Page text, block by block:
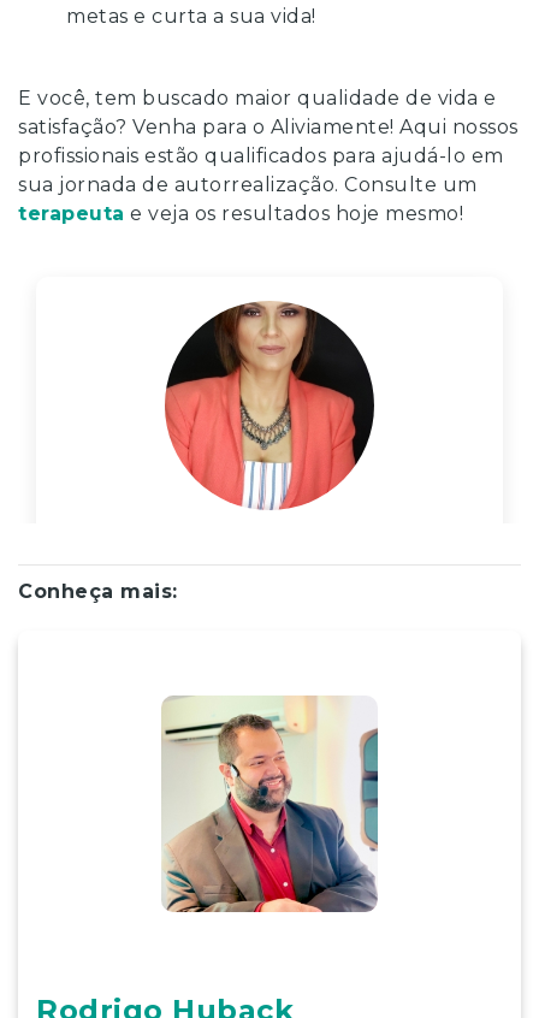
metas e curta a sua vida!
E você, tem buscado maior qualidade de vida e
satisfação? Venha para o Aliviamente! Aqui nossos
profissionais estão qualificados para ajudá-lo em
sua jornada de autorrealização. Consulte um
terapeuta e veja os resultados hoje mesmo!
Conheça mais:
Rodrigo Huback